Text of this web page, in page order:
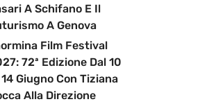
A Schifano E Il
A Genova
Film Festival
72ª Edizione Dal 10
Giugno Con Tiziana
Alla Direzione